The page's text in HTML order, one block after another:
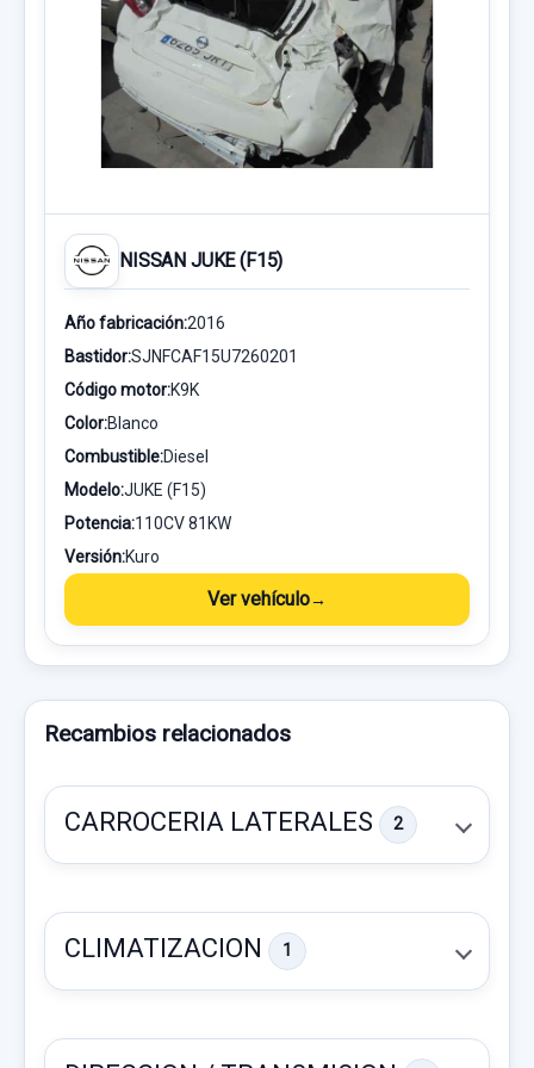
NISSAN JUKE (F15)
Año fabricación:2016
Bastidor:SJNFCAF15U7260201
Código motor:K9K
Color:Blanco
Combustible:Diesel
Modelo:JUKE (F15)
Potencia:110CV 81KW
Versión:Kuro
Ver vehículo
Recambios relacionados
CARROCERIA LATERALES 2
CLIMATIZACION 1